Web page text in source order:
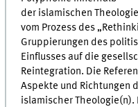
der islamischen
vom Prozess des
Gruppierungen des
Einflusses auf die
Reintegration. Die
Aspekte und Richtungen
islamischer Theologie(n).